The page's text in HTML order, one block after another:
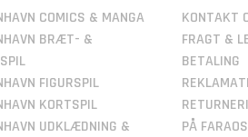
COMICS & MANGA
BRÆT- &
FIGURSPIL
KORTSPIL
UDKLÆDNING &
KONTAKT
FRAGT &
BETALING
PÅ